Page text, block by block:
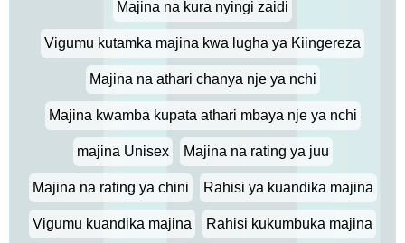
Majina na kura nyingi zaidi
Vigumu kutamka majina kwa lugha ya Kiingereza
Majina na athari chanya nje ya nchi
Majina kwamba kupata athari mbaya nje ya nchi
majina Unisex Majina na rating ya juu
Majina na rating ya chini Rahisi ya kuandika majina
Vigumu kuandika majina Rahisi kukumbuka majina